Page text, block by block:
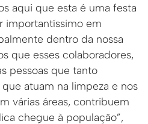
aqui que esta é uma festa
importantíssimo em
dentro da nossa
que esses colaboradores,
pessoas que tanto
atuam na limpeza e nos
várias áreas, contribuem
chegue à população”,